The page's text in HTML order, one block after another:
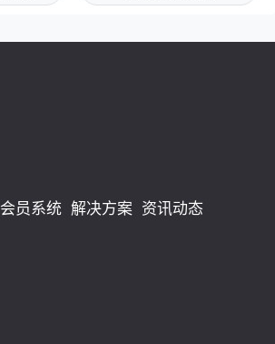
会员系统 解决方案 资讯动态